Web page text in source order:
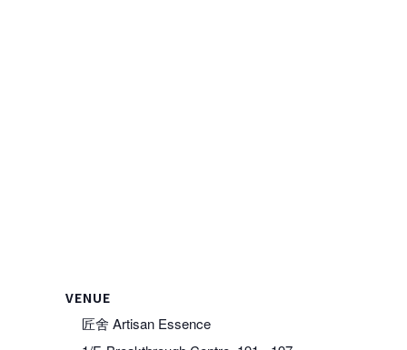
VENUE
匠舍 Artisan Essence